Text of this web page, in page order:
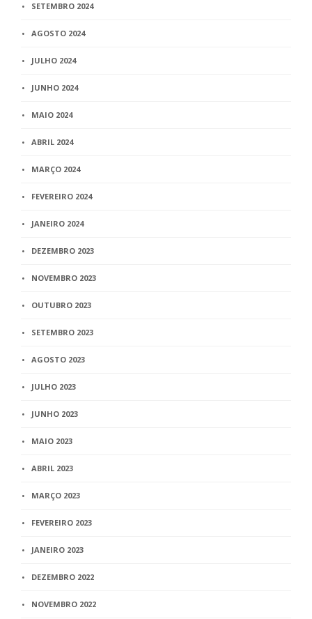
SETEMBRO 2024
AGOSTO 2024
JULHO 2024
JUNHO 2024
MAIO 2024
ABRIL 2024
MARÇO 2024
FEVEREIRO 2024
JANEIRO 2024
DEZEMBRO 2023
NOVEMBRO 2023
OUTUBRO 2023
SETEMBRO 2023
AGOSTO 2023
JULHO 2023
JUNHO 2023
MAIO 2023
ABRIL 2023
MARÇO 2023
FEVEREIRO 2023
JANEIRO 2023
DEZEMBRO 2022
NOVEMBRO 2022